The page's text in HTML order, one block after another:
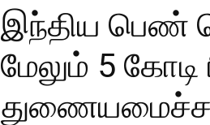
இந்திய பெண்
மேலும் 5 கோடி